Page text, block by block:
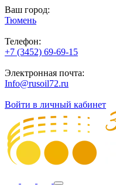
Ваш город:
Тюмень
Телефон:
+7 (3452) 69-69-15
Электронная почта:
Info@rusoil72.ru
Войти в личный кабинет